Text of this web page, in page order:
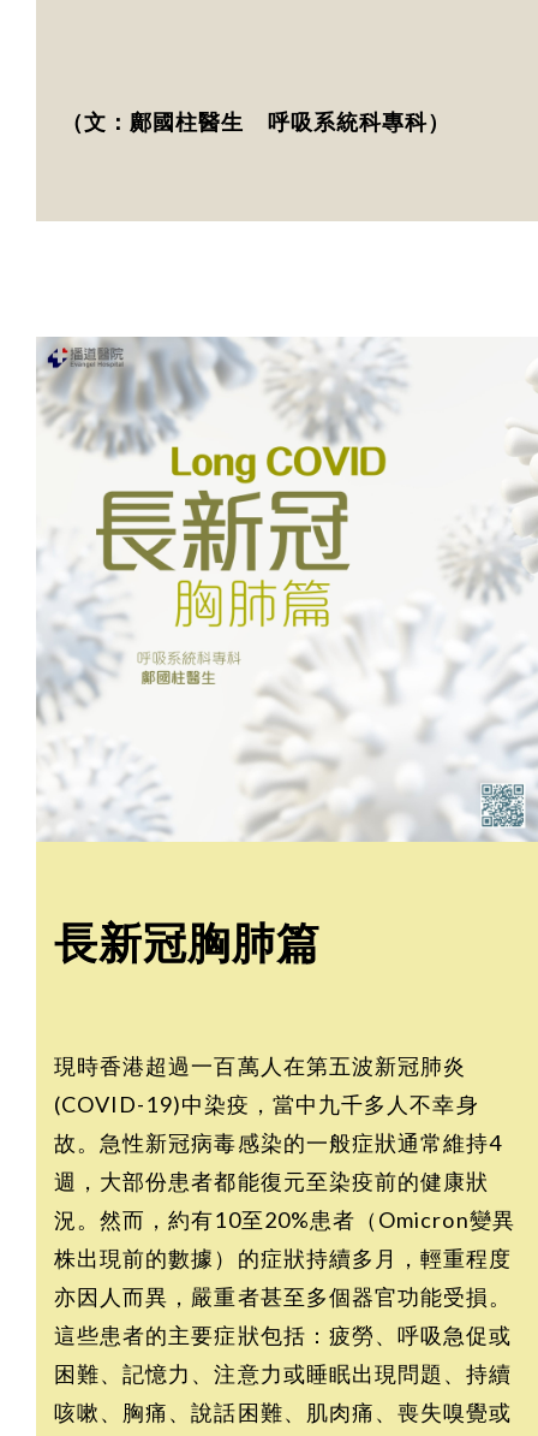
（文：鄺國柱醫生 呼吸系統科專科）
長新冠胸肺篇
現時香港超過一百萬人在第五波新冠肺炎
(COVID-19)中染疫，當中九千多人不幸身
故。急性新冠病毒感染的一般症狀通常維持4
週，大部份患者都能復元至染疫前的健康狀
況。然而，約有10至20%患者（Omicron變異
株出現前的數據）的症狀持續多月，輕重程度
亦因人而異，嚴重者甚至多個器官功能受損。
這些患者的主要症狀包括：疲勞、呼吸急促或
困難、記憶力、注意力或睡眠出現問題、持續
咳嗽、胸痛、說話困難、肌肉痛、喪失嗅覺或